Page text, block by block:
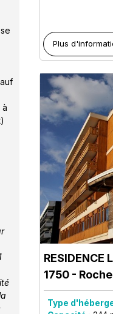
à
Plus
RESIDENCE
1750 -
Type